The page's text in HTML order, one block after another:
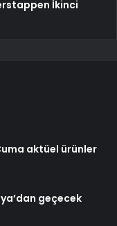
İkinci
aktüel ürünler
geçecek